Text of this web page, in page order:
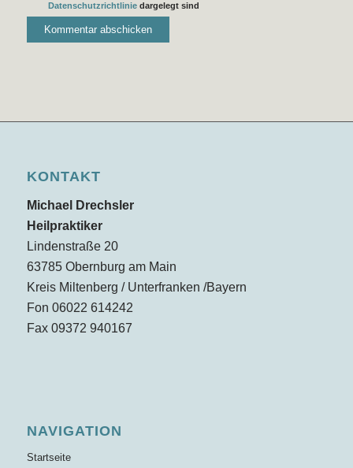
Datenschutzrichtlinie dargelegt sind
KONTAKT
Michael Drechsler
Heilpraktiker
Lindenstraße 20
63785 Obernburg am Main
Kreis Miltenberg / Unterfranken /Bayern
Fon 06022 614242
Fax 09372 940167
NAVIGATION
Startseite